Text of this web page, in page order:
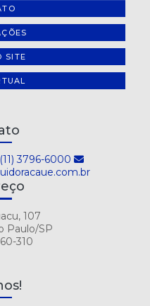
SITE
(11) 3796-6000
107
Paulo/SP
310